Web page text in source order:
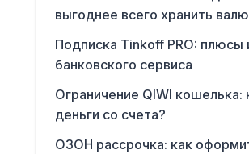
выгоднее всего хранить
Подписка Tinkoff PRO: плюсы
банковского сервиса
Ограничение QIWI кошелька:
деньги со счета?
ОЗОН рассрочка: как